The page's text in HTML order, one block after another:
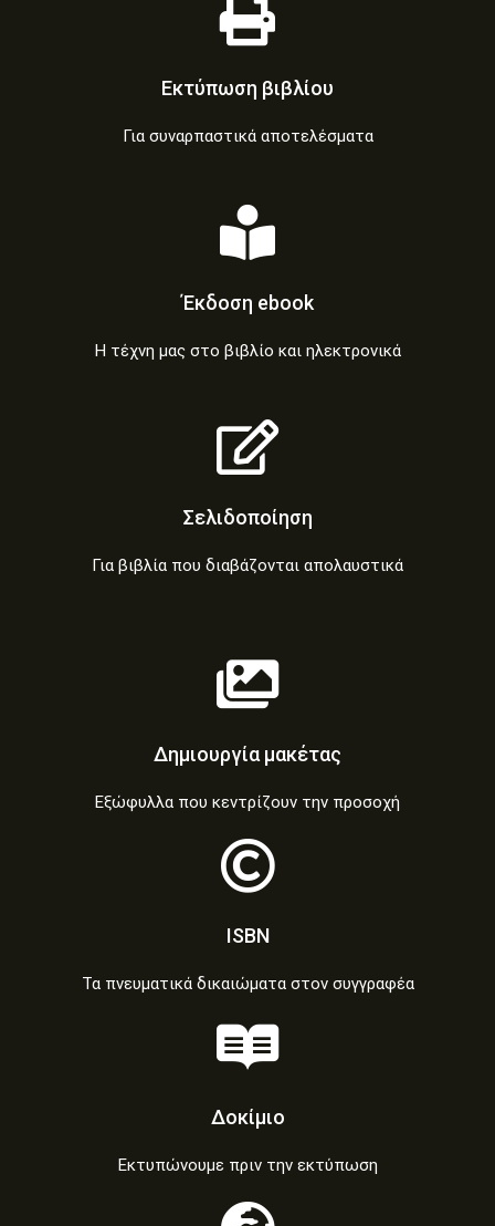
Eκτύπωση βιβλίου
Για συναρπαστικά αποτελέσματα
Έκδοση ebook
Η τέχνη μας στο βιβλίο και ηλεκτρονικά
Σελιδοποίηση
Για βιβλία που διαβάζονται απολαυστικά
Δημιουργία μακέτας
Εξώφυλλα που κεντρίζουν την προσοχή
ISBN
Τα πνευματικά δικαιώματα στον συγγραφέα
Δοκίμιο
Εκτυπώνουμε πριν την εκτύπωση